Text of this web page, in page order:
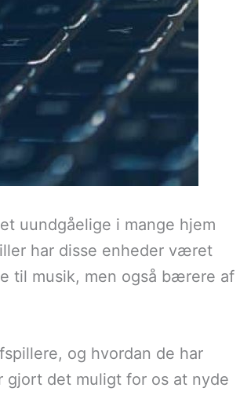
uundgåelige i mange hjem
har disse enheder været
til musik, men også bærere af
og hvordan de har
gjort det muligt for os at nyde